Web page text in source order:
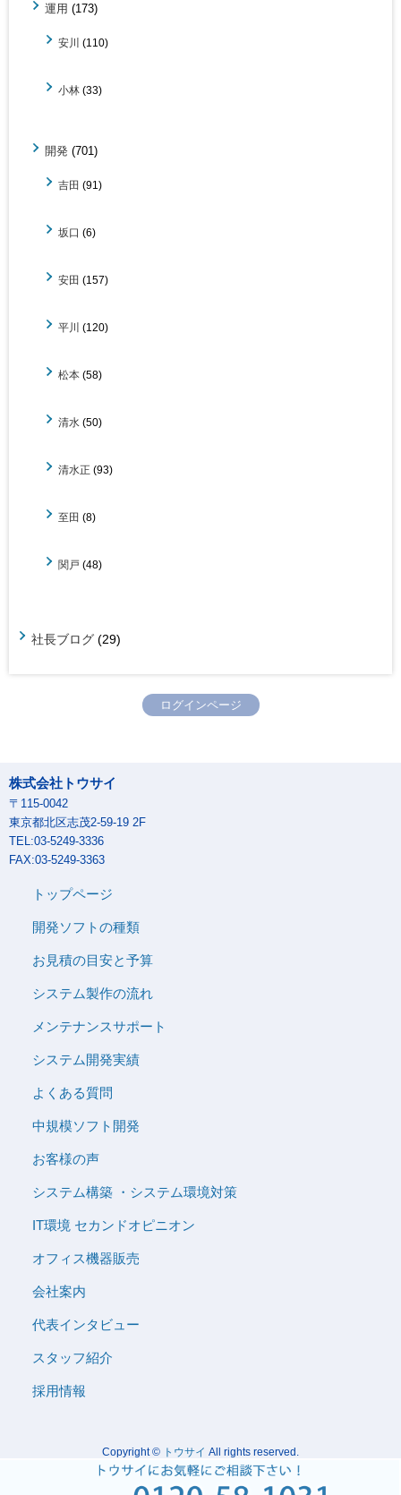
運用 (173)
安川 (110)
小林 (33)
開発 (701)
吉田 (91)
坂口 (6)
安田 (157)
平川 (120)
松本 (58)
清水 (50)
清水正 (93)
至田 (8)
関戸 (48)
社長ブログ (29)
ログインページ
株式会社トウサイ
〒115-0042
東京都北区志茂2-59-19 2F
TEL:03-5249-3336
FAX:03-5249-3363
トップページ
開発ソフトの種類
お見積の目安と予算
システム製作の流れ
メンテナンスサポート
システム開発実績
よくある質問
中規模ソフト開発
お客様の声
システム構築 ・システム環境対策
IT環境 セカンドオピニオン
オフィス機器販売
会社案内
代表インタビュー
スタッフ紹介
採用情報
Copyright © トウサイ All rights reserved.